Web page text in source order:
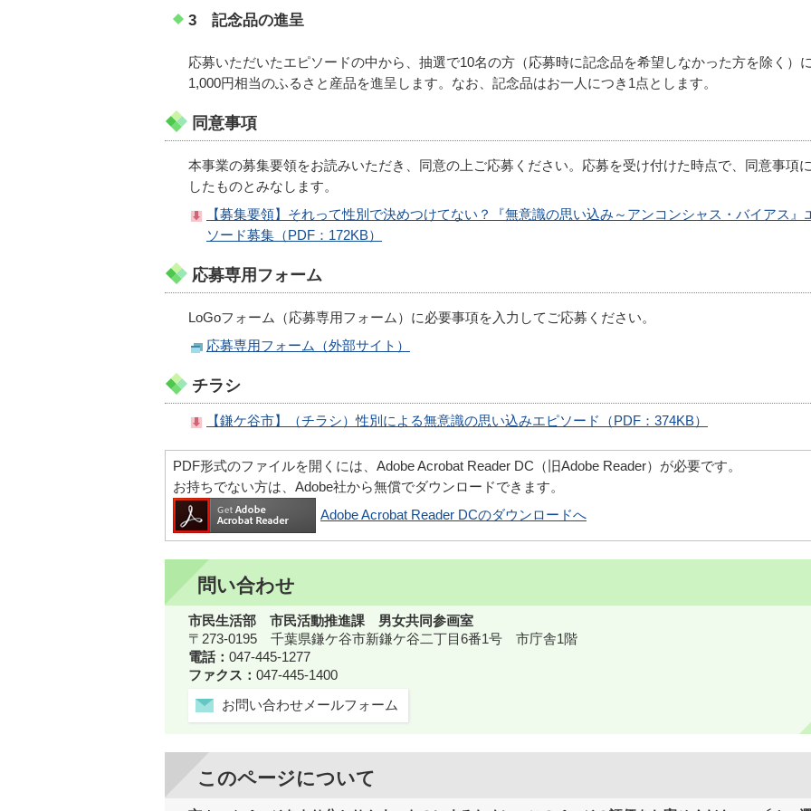
3 記念品の進呈
応募いただいたエピソードの中から、抽選で10名の方（応募時に記念品を希望しなかった方を除く）に
1,000円相当のふるさと産品を進呈します。なお、記念品はお一人につき1点とします。
同意事項
本事業の募集要領をお読みいただき、同意の上ご応募ください。応募を受け付けた時点で、同意事項
したものとみなします。
【募集要領】それって性別で決めつけてない？『無意識の思い込み～アンコンシャス・バイアス』
ソード募集（PDF：172KB）
応募専用フォーム
LoGoフォーム（応募専用フォーム）に必要事項を入力してご応募ください。
応募専用フォーム（外部サイト）
チラシ
【鎌ケ谷市】（チラシ）性別による無意識の思い込みエピソード（PDF：374KB）
PDF形式のファイルを開くには、Adobe Acrobat Reader DC（旧Adobe Reader）が必要です。
お持ちでない方は、Adobe社から無償でダウンロードできます。
Adobe Acrobat Reader DCのダウンロードへ
問い合わせ
市民生活部 市民活動推進課 男女共同参画室
〒273-0195 千葉県鎌ケ谷市新鎌ケ谷二丁目6番1号 市庁舎1階
電話： 047-445-1277
ファクス： 047-445-1400
お問い合わせメールフォーム
このページについて